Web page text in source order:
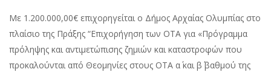
Με 1.200.000,00€ επιχορηγείται ο Δήμος Αρχαίας Ολυμπίας στο
πλαίσιο της Πράξης “Επιχορήγηση των ΟΤΑ για «Πρόγραμμα
πρόληψης και αντιμετώπισης ζημιών και καταστροφών που
προκαλούνται από Θεομηνίες στους ΟΤΑ α΄ και β΄ βαθμού της